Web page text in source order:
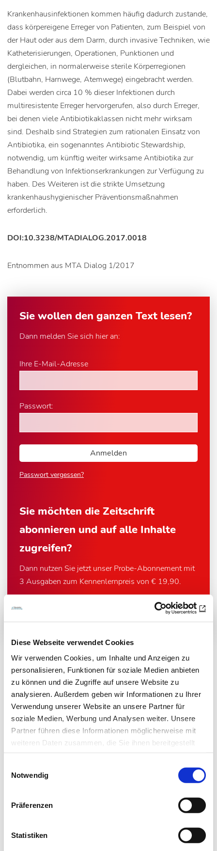
Diese Webseite verwendet Cookies
Wir verwenden Cookies, um Inhalte und Anzeigen zu
personalisieren, Funktionen für soziale Medien anbieten
zu können und die Zugriffe auf unsere Website zu
analysieren. Außerdem geben wir Informationen zu Ihrer
Verwendung unserer Website an unsere Partner für
soziale Medien, Werbung und Analysen weiter. Unsere
Partner führen diese Informationen möglicherweise mit
weiteren Daten zusammen, die Sie ihnen bereitgestellt
haben oder die sie im Rahmen Ihrer Nutzung der Dienste
Notwendig
Präferenzen
Statistiken
Newsletter­anmeldung
Bleiben Sie auf dem Laufenden. Der MT-Dialog-
Newsletter informiert Sie jede Woche kostenfrei
über die wichtigsten Branchen-News, aktuelle
E-Mail-Adresse
Ich habe die Hinweise zum gelesen.*
Krankenhausinfektionen kommen häufig dadurch zustande,
dass körpereigene Erreger von Patienten, zum Beispiel von
der Haut oder aus dem Darm, durch invasive Techniken, wie
Katheterisierungen, Operationen, Punktionen und
dergleichen, in normalerweise sterile Körperregionen
(Blutbahn, Harnwege, Atemwege) eingebracht werden.
Dabei werden circa 10 % dieser Infektionen durch
multiresistente Erreger hervorgerufen, also durch Erreger,
bei denen viele Antibiotikaklassen nicht mehr wirksam
sind. Deshalb sind Strategien zum rationalen Einsatz von
Antibiotika, ein sogenanntes Antibiotic Stewardship,
notwendig, um künftig weiter wirksame Antibiotika zur
Behandlung von Infektionserkrankungen zur Verfügung zu
haben. Des Weiteren ist die strikte Umsetzung
krankenhaushygienischer Präventionsmaßnahmen
erforderlich.
DOI:10.3238/MTADIALOG.2017.0018
Entnommen aus MTA Dialog 1/2017
Sie wollen den ganzen Text lesen?
Dann melden Sie sich hier an:
Ihre E-Mail-Adresse
Passwort:
Passwort vergessen?
Sie möchten die Zeitschrift
abonnieren und auf alle Inhalte
zugreifen?
Dann nutzen Sie jetzt unser Probe-Abonnement mit
3 Ausgaben zum Kennenlernpreis von € 19,90.